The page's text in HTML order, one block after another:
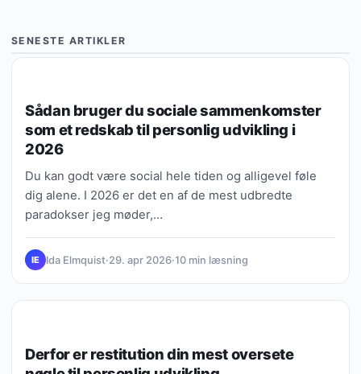
SENESTE ARTIKLER
Sådan bruger du sociale sammenkomster
som et redskab til personlig udvikling i
2026
Du kan godt være social hele tiden og alligevel føle
dig alene. I 2026 er det en af de mest udbredte
paradokser jeg møder,…
IE Ida Elmquist·29. apr 2026·10 min læsning
Derfor er restitution din mest oversete